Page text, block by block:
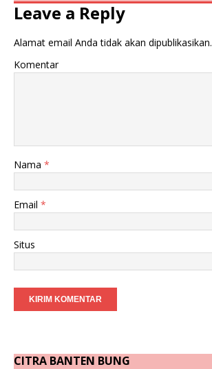
Leave a Reply
Alamat email Anda tidak akan dipublikasikan.
Komentar
Nama *
Email *
Situs
CITRA BANTEN BUNG